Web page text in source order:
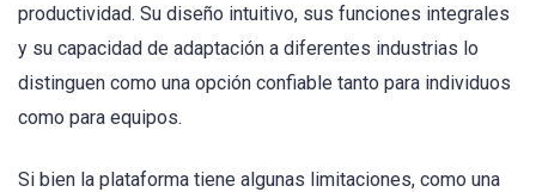
productividad. Su diseño intuitivo, sus funciones integrales
y su capacidad de adaptación a diferentes industrias lo
distinguen como una opción confiable tanto para individuos
como para equipos.
Si bien la plataforma tiene algunas limitaciones, como una